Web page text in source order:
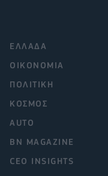
ΕΛΛΑΔΑ
ΟΙΚΟΝΟΜΙΑ
ΠΟΛΙΤΙΚΗ
ΚΟΣΜΟΣ
AUTO
BN MAGAZINE
CEO INSIGHTS